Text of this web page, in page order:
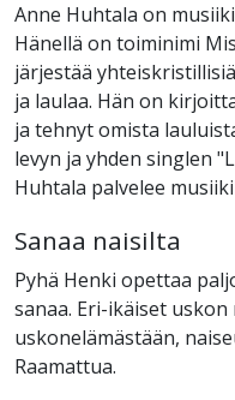
Anne Huhtala on
Hänellä on toiminimi
järjestää
ja laulaa. Hän on
ja tehnyt omista
levyn ja yhden singlen
Huhtala palvelee
Sanaa naisilta
Pyhä Henki opettaa
sanaa. Eri-ikäiset
uskonelämästään,
Raamattua.